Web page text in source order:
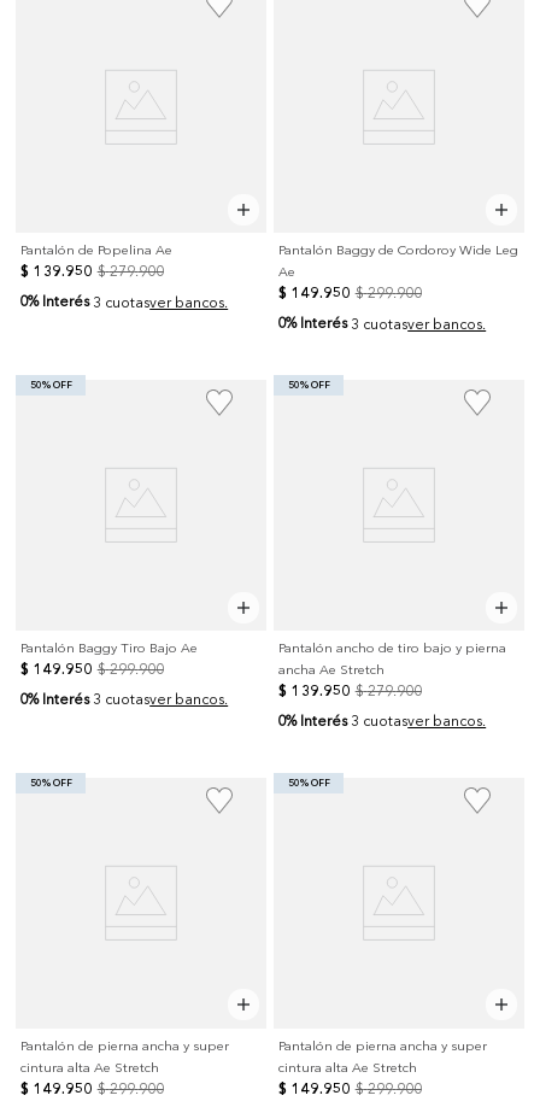
Pantalón de Popelina Ae
$ 139.950 $ 279.900
0% Interés 3 cuotasver bancos.
Pantalón Baggy de Cordoroy Wide Leg
Ae
$ 149.950 $ 299.900
0% Interés 3 cuotasver bancos.
50% OFF
Pantalón Baggy Tiro Bajo Ae
$ 149.950 $ 299.900
0% Interés 3 cuotasver bancos.
50% OFF
Pantalón ancho de tiro bajo y pierna
ancha Ae Stretch
$ 139.950 $ 279.900
0% Interés 3 cuotasver bancos.
50% OFF
Pantalón de pierna ancha y super
cintura alta Ae Stretch
$ 149.950 $ 299.900
50% OFF
Pantalón de pierna ancha y super
cintura alta Ae Stretch
$ 149.950 $ 299.900